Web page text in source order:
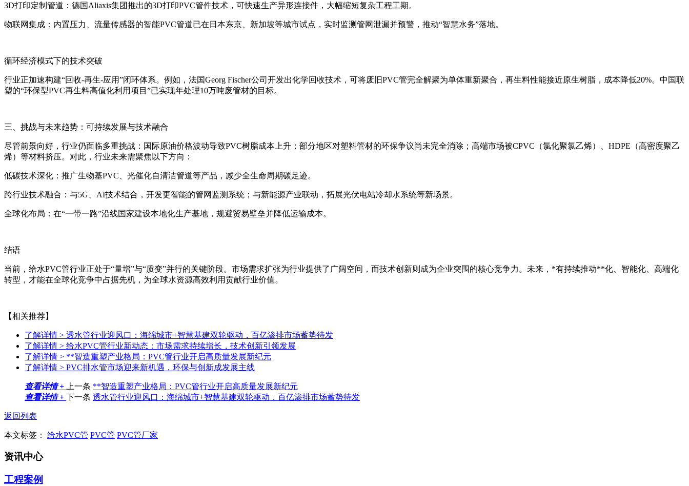
3D打印定制管道：德国Aliaxis集团推出的3D打印PVC管件技术，可快速生产异形连接件，大幅缩短复杂工程工期。
物联网集成：内置压力、流量传感器的智能PVC管道已在日本东京、新加坡等城市试点，实时监测管网泄漏并预警，推动“智慧水务”落地。
循环经济模式下的技术突破
行业正加速构建“回收-再生-应用”闭环体系。例如，法国Georg Fischer公司开发出化学回收技术，可将废旧PVC管完全解聚为单体重新聚合，再生料性能接近原生树脂，成本降低20%。中国联
塑的“环保型PVC再生料高值化利用项目”已实现年处理10万吨废管材的目标。
三、挑战与未来趋势：可持续发展与技术融合
尽管前景向好，行业仍面临多重挑战：国际原油价格波动导致PVC树脂成本上升；部分地区对塑料管材的环保争议尚未完全消除；高端市场被CPVC（氯化聚氯乙烯）、HDPE（高密度聚乙
烯）等材料挤压。对此，行业未来需聚焦以下方向：
低碳技术深化：推广生物基PVC、光催化自清洁管道等产品，减少全生命周期碳足迹。
跨行业技术融合：与5G、AI技术结合，开发更智能的管网监测系统；与新能源产业联动，拓展光伏电站冷却水系统等新场景。
全球化布局：在“一带一路”沿线国家建设本地化生产基地，规避贸易壁垒并降低运输成本。
结语
当前，给水PVC管行业正处于“量增”与“质变”并行的关键阶段。市场需求扩张为行业提供了广阔空间，而技术创新则成为企业突围的核心竞争力。未来，*有持续推动**化、智能化、高端化
转型，才能在全球化竞争中占据先机，为全球水资源高效利用贡献行业价值。
【相关推荐】
了解详情 > 透水管行业迎风口：海绵城市+智慧基建双轮驱动，百亿渗排市场蓄势待发
了解详情 > 给水PVC管行业新动态：市场需求持续增长，技术创新引领发展
了解详情 > **智造重塑产业格局：PVC管行业开启高质量发展新纪元
了解详情 > PVC排水管市场迎来新机遇，环保与创新成发展主线
查看详情 + 上一条 **智造重塑产业格局：PVC管行业开启高质量发展新纪元
查看详情 + 下一条 透水管行业迎风口：海绵城市+智慧基建双轮驱动，百亿渗排市场蓄势待发
返回列表
本文标签： 给水PVC管 PVC管 PVC管厂家
资讯中心
工程案例